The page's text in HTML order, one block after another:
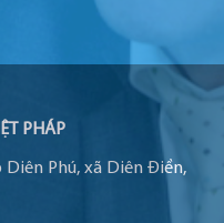
PHÁP
Diên Phú, xã Diên Điền,